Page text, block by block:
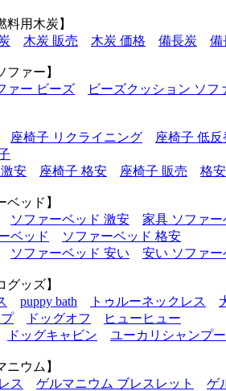
用木炭】
木炭 販売 木炭 価格 備長炭 備
ァー】
ァー ビーズ ビーズクッション ソフ
座椅子 リクライニング
座椅子 低反
安 座椅子 格安 座椅子 販売 格
ッド】
ソファーベッド 激安
家具 ソファー
ベッド
ソファーベッド 格安
ソファーベッド 安い 安い ソファー
ッズ】
puppy bath トゥルーネックレス
ドッグオフ
ヒューヒュー
ドッグキャビン ユーカリシャンプー
ウム】
ス
ゲルマニウム ブレスレット
ゲ